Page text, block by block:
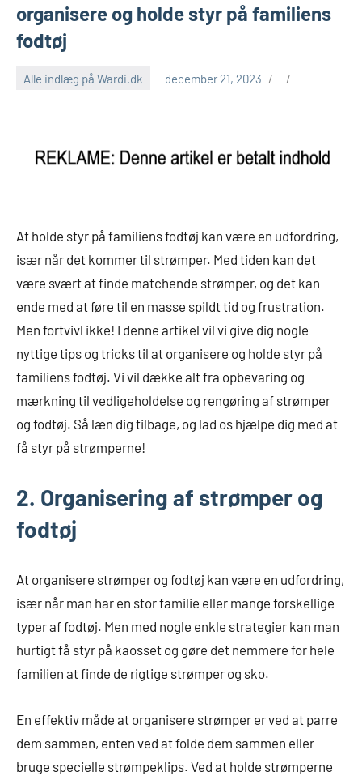
organisere og holde styr på familiens
fodtøj
Alle indlæg på Wardi.dk december 21, 2023
At holde styr på familiens fodtøj kan være en udfordring,
især når det kommer til strømper. Med tiden kan det
være svært at finde matchende strømper, og det kan
ende med at føre til en masse spildt tid og frustration.
Men fortvivl ikke! I denne artikel vil vi give dig nogle
nyttige tips og tricks til at organisere og holde styr på
familiens fodtøj. Vi vil dække alt fra opbevaring og
mærkning til vedligeholdelse og rengøring af strømper
og fodtøj. Så læn dig tilbage, og lad os hjælpe dig med at
få styr på strømperne!
2. Organisering af strømper og
fodtøj
At organisere strømper og fodtøj kan være en udfordring,
især når man har en stor familie eller mange forskellige
typer af fodtøj. Men med nogle enkle strategier kan man
hurtigt få styr på kaosset og gøre det nemmere for hele
familien at finde de rigtige strømper og sko.
En effektiv måde at organisere strømper er ved at parre
dem sammen, enten ved at folde dem sammen eller
bruge specielle strømpeklips. Ved at holde strømperne